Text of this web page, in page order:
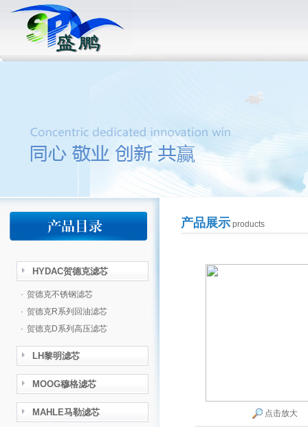
HYDAC贺德克滤芯
· 贺德克不锈钢滤芯
· 贺德克R系列回油滤芯
· 贺德克D系列高压滤芯
LH黎明滤芯
MOOG穆格滤芯
MAHLE马勒滤芯
产品展示products
点击放大